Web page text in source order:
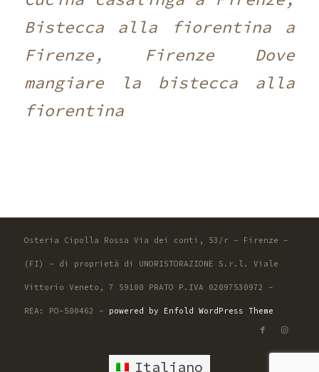
Bistecca alla fiorentina a
Firenze, Firenze Dove
mangiare la bistecca alla
fiorentina
Osteria Cipolla Rossa Via dei conti, 53/r - Firenze -
(FI) - di proprietà di UNORISTORAZIONE S.r.l. Viale
Vittorio Veneto, 7 59100 PRATO P.IVA 02097530972 -
REA: PO-500462 - powered by Enfold WordPress Theme
Italiano